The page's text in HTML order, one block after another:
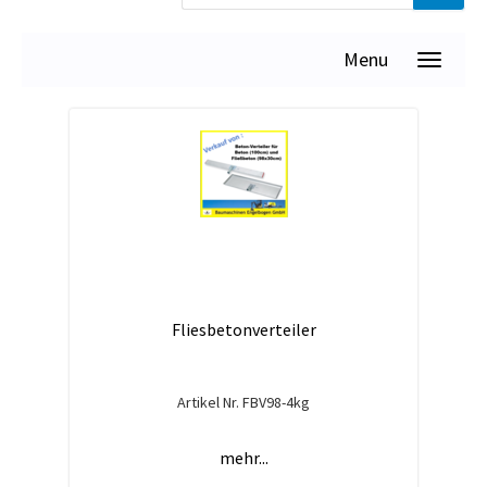
Menu
Fliesbetonverteiler
Artikel Nr. FBV98-4kg
mehr...